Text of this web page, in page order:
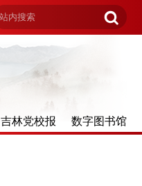
吉林党校报 数字图书馆